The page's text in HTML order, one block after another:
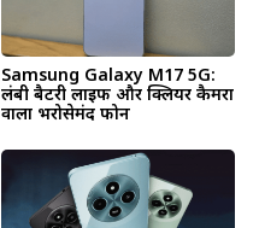
Samsung Galaxy M17 5G:
लंबी बैटरी लाइफ और क्लियर कैमरा
वाला भरोसेमंद फोन